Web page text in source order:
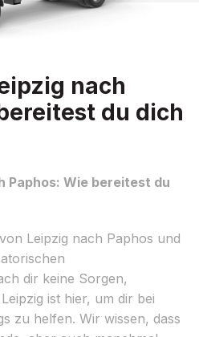
nach
du dich
Paphos: Wie bereitest du
Leipzig nach Paphos und
dir keine Sorgen,
ist hier, um dir bei
zu helfen. Wir wissen, dass